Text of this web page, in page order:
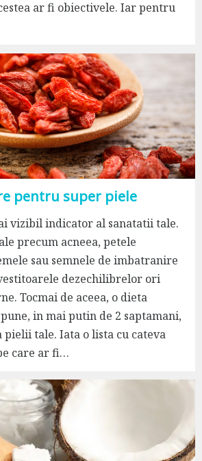
ar fi obiectivele. Iar pentru
pentru super piele
vizibil indicator al sanatatii tale.
precum acneea, petele
sau semnele de imbatranire
dezechilibrelor ori
Tocmai de aceea, o dieta
in mai putin de 2 saptamani,
pielii tale. Iata o lista cu cateva
care ar fi…